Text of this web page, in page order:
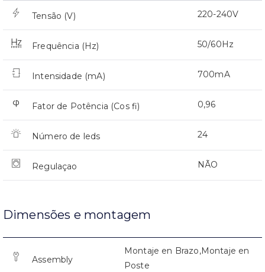
Tensão (V) 220-240V
Frequência (Hz) 50/60Hz
Intensidade (mA) 700mA
Fator de Potência (Cos fi) 0,96
Número de leds 24
Regulaçao NÃO
Dimensões e montagem
Assembly
Montaje en Brazo,Montaje en
Poste